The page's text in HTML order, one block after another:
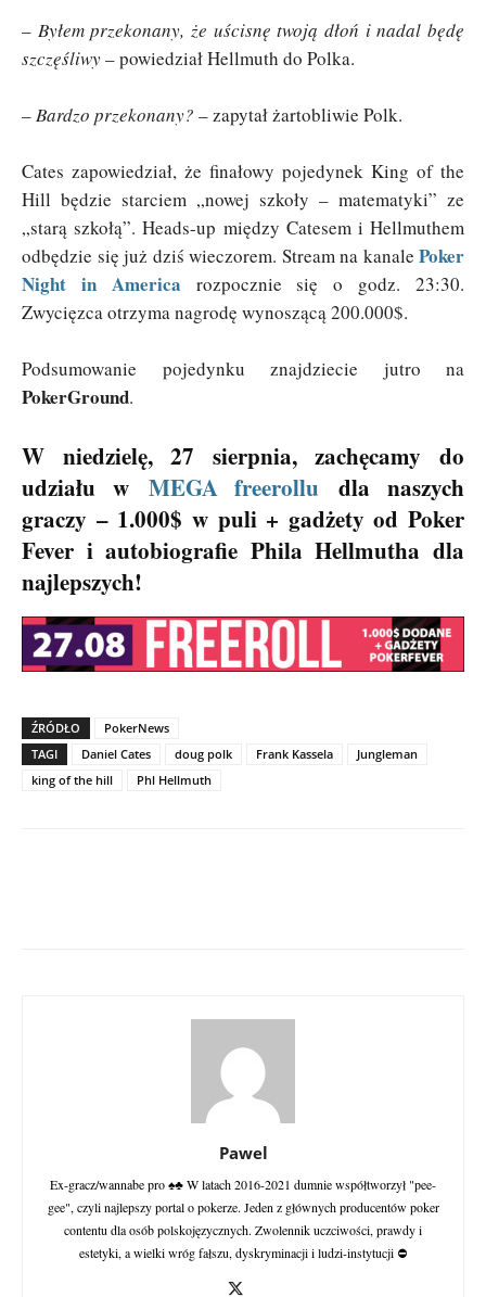
– Byłem przekonany, że uścisnę twoją dłoń i nadal będę
szczęśliwy– powiedział Hellmuth do Polka.
–Bardzo przekonany? – zapytał żartobliwie Polk.
Cates zapowiedział, że finałowy pojedynek King of the
Hill będzie starciem „nowej szkoły – matematyki” ze
„starą szkołą”. Heads-up między Catesem i Hellmuthem
odbędzie się już dziś wieczorem. Stream na kanale Poker
Night in America rozpocznie się o godz. 23:30.
Zwycięzca otrzyma nagrodę wynoszącą 200.000$.
Podsumowanie pojedynku znajdziecie jutro na
PokerGround.
W niedzielę, 27 sierpnia, zachęcamy do
udziału w MEGA freerollu dla naszych
graczy – 1.000$ w puli + gadżety od Poker
Fever i autobiografie Phila Hellmutha dla
najlepszych!
ŹRÓDŁO
PokerNews
TAGI
Daniel Cates doug polk Frank Kassela
Jungleman
king of the hill
Phl Hellmuth
Pawel
Ex-gracz/wannabe pro ♠♣ W latach 2016-2021 dumnie współtworzył "pee-
gee", czyli najlepszy portal o pokerze. Jeden z głównych producentów poker
contentu dla osób polskojęzycznych. Zwolennik uczciwości, prawdy i
estetyki, a wielki wróg fałszu, dyskryminacji i ludzi-instytucji ⛔